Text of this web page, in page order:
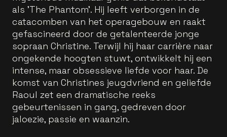
als 'The Phantom'. Hij leeft verborgen in de
catacomben van het operagebouw en raakt
gefascineerd door de getalenteerde jonge
sopraan Christine. Terwijl hij haar carrière naar
ongekende hoogten stuwt, ontwikkelt hij een
intense, maar obsessieve liefde voor haar. De
komst van Christines jeugdvriend en geliefde
Raoul zet een dramatische reeks
gebeurtenissen in gang, gedreven door
jaloezie, passie en waanzin.